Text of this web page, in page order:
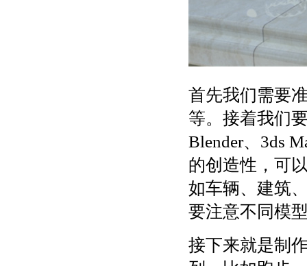
首先我们需要
等。接着我们
Blender、3ds
的创造性，可
如车辆、建筑
要注意不同模
接下来就是制